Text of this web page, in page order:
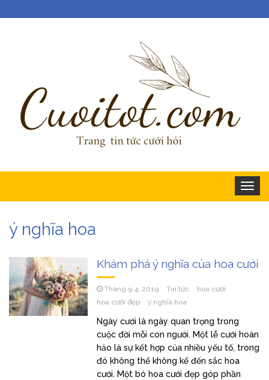
ý nghĩa hoa
Khám phá ý nghĩa của hoa cưới
Tháng 9 4, 2019 Tin tức
hoa cưới
hoa cưới đẹp
ý nghĩa hoa
Ngày cưới là ngày quan trọng trong
cuộc đời mỗi con người. Một lễ cưới hoàn
hảo là sự kết hợp của nhiều yếu tố, trong
đó không thể không kể đến sắc hoa
cưới. Một bó hoa cưới đẹp góp phần